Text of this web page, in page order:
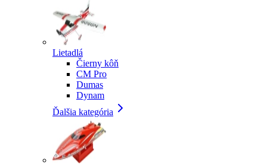
Lietadlá
Čierny kôň
CM Pro
Dumas
Dynam
Ďalšia kategória